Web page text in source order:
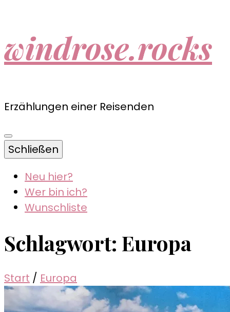
windrose.rocks
Erzählungen einer Reisenden
Schließen
Neu hier?
Wer bin ich?
Wunschliste
Schlagwort: Europa
Start / Europa